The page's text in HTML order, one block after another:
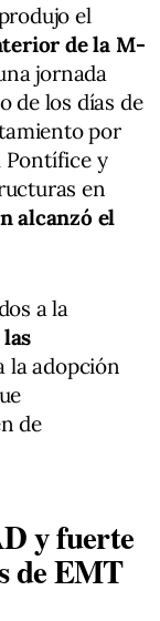
el
de la M-
jornada
de los días de
por
Pontífice y
en
alcanzó el
a la
la adopción
de
y fuerte
de EMT